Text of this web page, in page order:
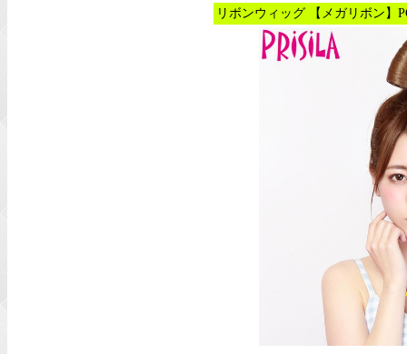
リボンウィッグ 【メガリボン】